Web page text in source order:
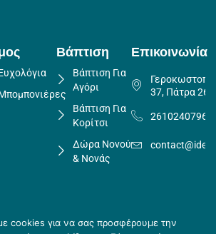
Βάπτιση
Βάπτιση Για
Αγόρι
Βάπτιση Για
Κορίτσι
Δώρα Νονού
& Νονάς
Επικοινωνία
37, Πάτρα
2610240796
cookies για να σας προσφέρουμε την